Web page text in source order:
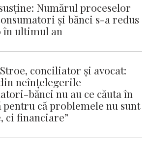
Numărul proceselor
și bănci s-a redus
în ultimul an
conciliator și avocat:
neînțelegerile
bănci nu au ce căuta în
pentru că problemele nu sunt
ci financiare”